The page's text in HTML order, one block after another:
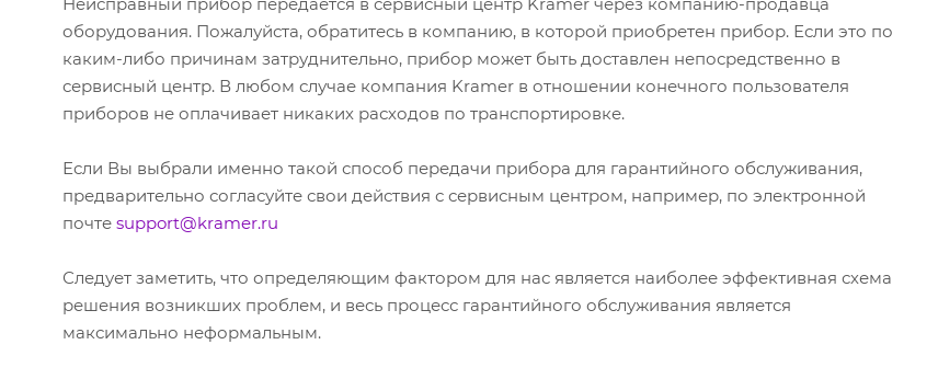
оборудования. Пожалуйста, обратитесь в компанию, в которой приобретен прибор. Если это по
каким-либо причинам затруднительно, прибор может быть доставлен непосредственно в
сервисный центр. В любом случае компания Kramer в отношении конечного пользователя
приборов не оплачивает никаких расходов по транспортировке.
Если Вы выбрали именно такой способ передачи прибора для гарантийного обслуживания,
предварительно согласуйте свои действия с сервисным центром, например, по электронной
почте support@kramer.ru
Следует заметить, что определяющим фактором для нас является наиболее эффективная схема
решения возникших проблем, и весь процесс гарантийного обслуживания является
максимально неформальным.